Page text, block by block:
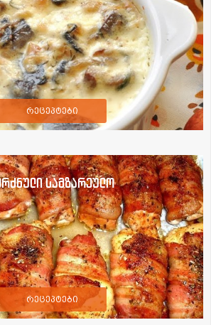
რეცეპტები
სამზარეულო
რეცეპტები